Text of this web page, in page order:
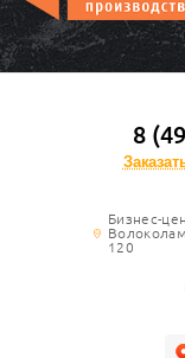
8
Бизнес-
120